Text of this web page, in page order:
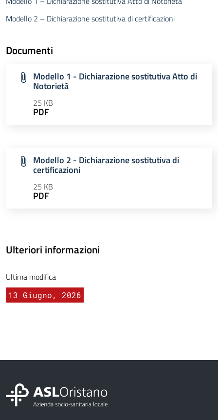
Modello 2 – Dichiarazione sostitutiva di certificazioni
Documenti
Modello 1 - Dichiarazione sostitutiva Atto di
Notorietà
25 KB
PDF
Modello 2 - Dichiarazione sostitutiva di
certificazioni
25 KB
PDF
Ulteriori informazioni
Ultima modifica
13 Giugno, 2026